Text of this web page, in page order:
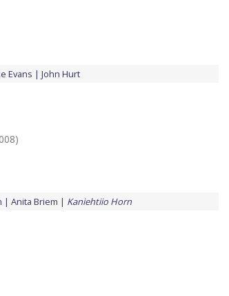
Evans John Hurt
Anita Briem Kaniehtiio Horn